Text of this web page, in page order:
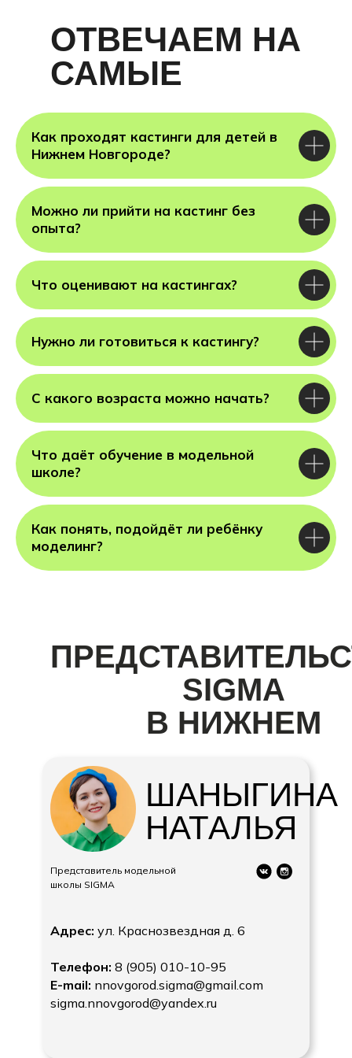
ОТВЕЧАЕМ НА
САМЫЕ
ГЛАВНЫЕ
ВОПРОСЫ
Как проходят кастинги для детей в
Нижнем Новгороде?
Можно ли прийти на кастинг без
опыта?
Что оценивают на кастингах?
Нужно ли готовиться к кастингу?
С какого возраста можно начать?
Что даёт обучение в модельной
школе?
Как понять, подойдёт ли ребёнку
моделинг?
SIGMA
В НИЖНЕМ
НОВГОРОДЕ
ШАНЫГИНА
НАТАЛЬЯ
Адрес: ул. Краснозвездная д. 6
Телефон: 8 (905) 010-10-95
E-mail: nnovgorod.sigma@gmail.com
sigma.nnovgorod@yandex.ru
Представитель модельной
школы SIGMA